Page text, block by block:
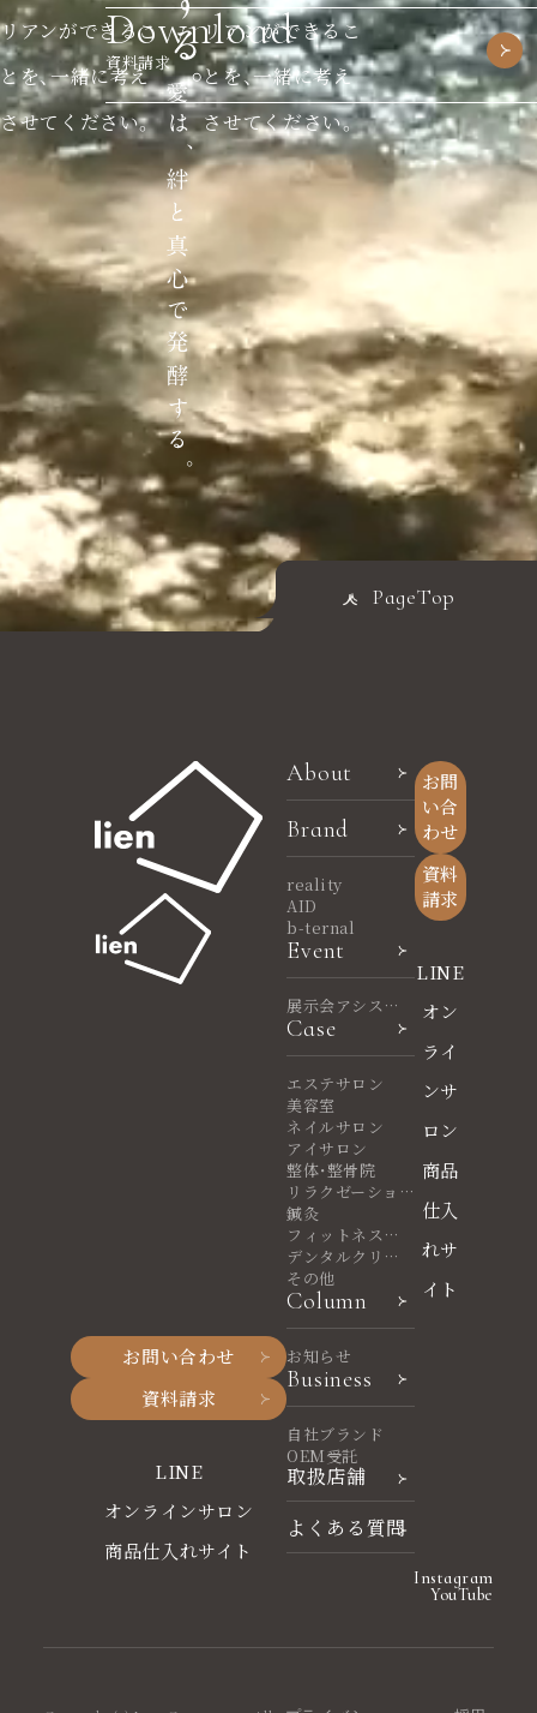
リアンができるこ
とを、一緒に考え
させてください。
リアンができるこ
とを、一緒に考え
させてください。
Download
資料請求
PageTop
お問い合わせ
資料請求
LINE
オンラインサロン
商品仕入れサイト
About
Brand
reality
AID
b-ternal
Event
展示会アシスタ
ント
Case
エステサロン
美容室
ネイルサロン
アイサロン
整体・整骨院
リラクゼーショ
ンサロン
鍼灸
フィットネスヨ
ガ
デンタルクリニ
ック
その他
Column
お知らせ
Business
自社ブランド
OEM受託
取扱店舗
よくある質問
お問
い合
わせ
資料
請求
LINE
オン
ライ
ンサ
ロン
商品
仕入
れサ
イト
Instagram
YouTube